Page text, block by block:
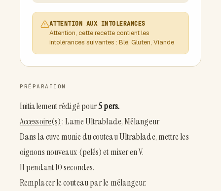
ATTENTION AUX INTOLERANCES
Attention, cette recette contient les
intolérances suivantes : Blé, Gluten, Viande
PRÉPARATION
Initialement rédigé pour5 pers.
Accessoire(s): Lame Ultrablade, Mélangeur
Dans la cuve munie du couteau Ultrablade, mettre les
oignons nouveaux (pelés) et mixer en V.
11 pendant 10 secondes.
Remplacer le couteau par le mélangeur.